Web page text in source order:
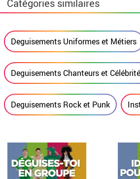
Catégories similaires
Deguisements Uniformes et Métiers
Deguisements Chanteurs et
Deguisements Rock et Punk